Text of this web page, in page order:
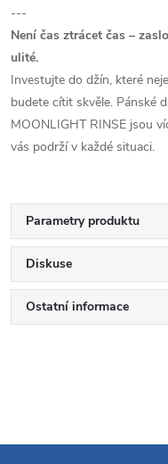
---
Není čas ztrácet čas –
ulité.
Investujte do džín, které
budete cítit skvěle. Pánské
MOONLIGHT RINSE jsou
vás podrží v každé situaci.
Parametry produktu
Diskuse
Ostatní informace